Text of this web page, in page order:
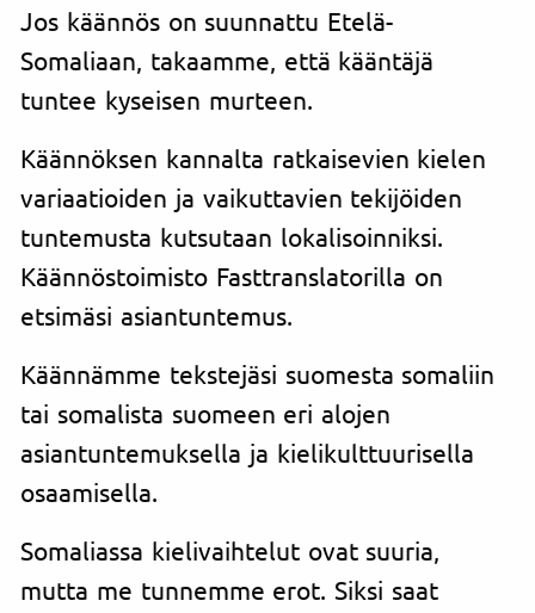
Jos käännös on suunnattu Etelä-
Somaliaan, takaamme, että kääntäjä
tuntee kyseisen murteen.
Käännöksen kannalta ratkaisevien kielen
variaatioiden ja vaikuttavien tekijöiden
tuntemusta kutsutaan lokalisoinniksi.
Käännöstoimisto Fasttranslatorilla on
etsimäsi asiantuntemus.
Käännämme tekstejäsi suomesta somaliin
tai somalista suomeen eri alojen
asiantuntemuksella ja kielikulttuurisella
osaamisella.
Somaliassa kielivaihtelut ovat suuria,
mutta me tunnemme erot. Siksi saat